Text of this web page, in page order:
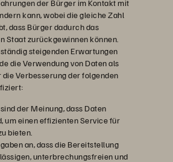
der Bürger im Kontakt mit
kann, wobei die gleiche Zahl
dass Bürger dadurch das
Staat zurückgewinnen können.
steigenden Erwartungen
die Verwendung von Daten als
Verbesserung der folgenden
der Meinung, dass Daten
um einen effizienten Service für
bieten.
an, dass die Bereitstellung
unterbrechungsfreien und